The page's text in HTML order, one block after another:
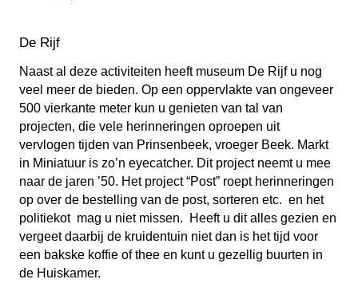
De Rijf
Naast al deze activiteiten heeft museum De Rijf u nog
veel meer de bieden. Op een oppervlakte van ongeveer
500 vierkante meter kun u genieten van tal van
projecten, die vele herinneringen oproepen uit
vervlogen tijden van Prinsenbeek, vroeger Beek. Markt
in Miniatuur is zo’n eyecatcher. Dit project neemt u mee
naar de jaren ’50. Het project “Post” roept herinneringen
op over de bestelling van de post, sorteren etc. en het
politiekot mag u niet missen. Heeft u dit alles gezien en
vergeet daarbij de kruidentuin niet dan is het tijd voor
een bakske koffie of thee en kunt u gezellig buurten in
de Huiskamer.